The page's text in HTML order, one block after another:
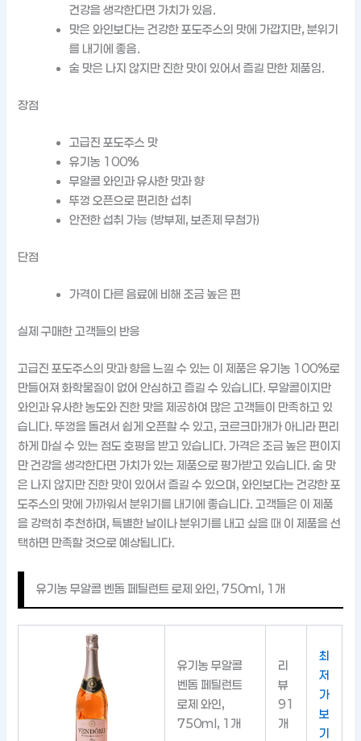
건강을 생각한다면 가치가 있음.
맛은 와인보다는 건강한 포도주스의 맛에 가깝지만, 분위기
를 내기에 좋음.
술 맛은 나지 않지만 진한 맛이 있어서 즐길 만한 제품임.
장점
고급진 포도주스 맛
유기농 100%
무알콜 와인과 유사한 맛과 향
뚜껑 오픈으로 편리한 섭취
안전한 섭취 가능 (방부제, 보존제 무첨가)
단점
가격이 다른 음료에 비해 조금 높은 편
실제 구매한 고객들의 반응
고급진 포도주스의 맛과 향을 느낄 수 있는 이 제품은 유기농 100%로
만들어져 화학물질이 없어 안심하고 즐길 수 있습니다. 무알콜이지만
와인과 유사한 농도와 진한 맛을 제공하여 많은 고객들이 만족하고 있
습니다. 뚜껑을 돌려서 쉽게 오픈할 수 있고, 코르크마개가 아니라 편리
하게 마실 수 있는 점도 호평을 받고 있습니다. 가격은 조금 높은 편이지
만 건강을 생각한다면 가치가 있는 제품으로 평가받고 있습니다. 술 맛
은 나지 않지만 진한 맛이 있어서 즐길 수 있으며, 와인보다는 건강한 포
도주스의 맛에 가까워서 분위기를 내기에 좋습니다. 고객들은 이 제품
을 강력히 추천하며, 특별한 날이나 분위기를 내고 싶을 때 이 제품을 선
택하면 만족할 것으로 예상됩니다.
유기농 무알콜 벤돔 페틸런트 로제 와인, 750ml, 1개
유기농 무알콜
벤돔 페틸런트
로제 와인,
750ml, 1개
리
뷰
91
개
최
저
가
보
기